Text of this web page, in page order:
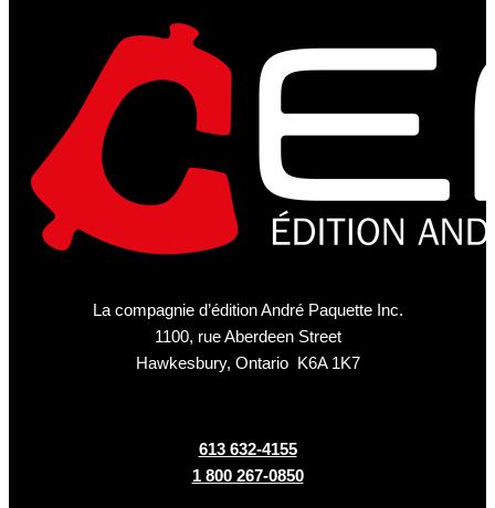
La compagnie d’édition André Paquette Inc.
1100, rue Aberdeen Street
Hawkesbury, Ontario K6A 1K7
613 632-4155
1 800 267-0850